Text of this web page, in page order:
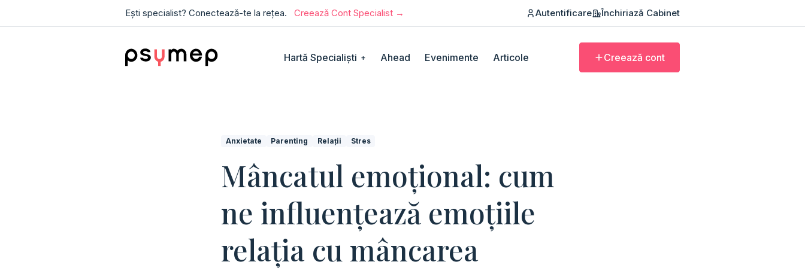
Ești specialist? Conectează-te la rețea. Creează Cont Specialist → Autentificare Închiriază Cabinet
Hartă Specialiști + Ahead Evenimente Articole Creează cont
Anxietate Parenting Relații Stres
Mâncatul emoțional: cum
ne influențează emoțiile
relația cu mâncarea